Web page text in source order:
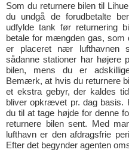
Som du returnere bilen til
du undgå de forudbetalte
udfylde tank før returnering
betale for mængden gas, som
er placeret nær lufthavnen
sådanne stationer har højere
bilen, mens du er
Bemærk, at hvis du returnere
et ekstra gebyr, der kaldes
bliver opkrævet pr. dag
du til at tage højde for denne
returnere bilen sent. Med
lufthavn er den afdragsfrie
Efter det begynder agenten